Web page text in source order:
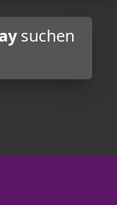
suchen